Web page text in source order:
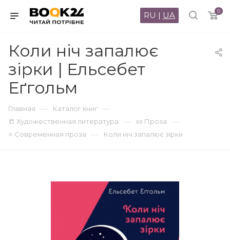
0
RU | UA
Коли ніч запалює
зірки | Ельсебет
Еґгольм
Главная — Каталог книг —
📒 Художественная литература — 📜 Проза —
⭐ Современная проза — Коли ніч запалює зірки